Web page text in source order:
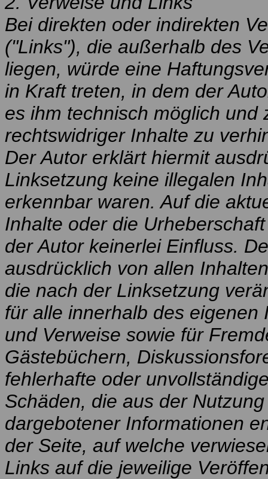
Bei direkten oder indirekten
("Links"), die außerhalb des
liegen, würde eine
in Kraft treten, in dem der
es ihm technisch möglich
rechtswidriger Inhalte zu
Der Autor erklärt hiermit
Linksetzung keine illegalen
erkennbar waren. Auf die
Inhalte oder die
der Autor keinerlei Einfluss.
ausdrücklich von allen
die nach der Linksetzung
für alle innerhalb des
und Verweise sowie für
Gästebüchern,
fehlerhafte oder
Schäden, die aus der
dargebotener Informationen
der Seite, auf welche
Links auf die jeweilige